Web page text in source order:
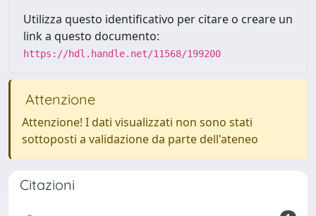
Utilizza questo identificativo per citare o creare un
link a questo documento:
https://hdl.handle.net/11568/199200
Attenzione
Attenzione! I dati visualizzati non sono stati
sottoposti a validazione da parte dell'ateneo
Citazioni